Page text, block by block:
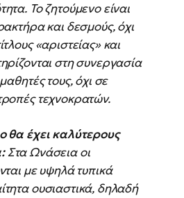
Το ζητούμενο είναι
και δεσμούς, όχι
«αριστείας» και
στη συνεργασία
τους, όχι σε
τεχνοκρατών.
θα έχει καλύτερους
Στα Ωνάσεια οι
με υψηλά τυπικά
ουσιαστικά, δηλαδή